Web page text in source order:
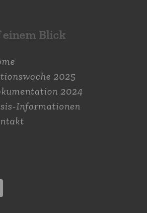
einem Blick
2025
2024
Informationen